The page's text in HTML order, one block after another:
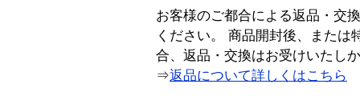
お客様のご都合による返品・交
ください。 商品開封後、または
合、返品・交換はお受けいたし
⇒返品について詳しくはこちら